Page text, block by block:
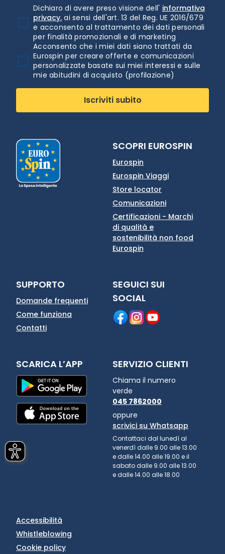
Dichiaro di avere preso visione dell' informativa
privacy. ai sensi dell'art. 13 del Reg. UE 2016/679
e acconsento al trattamento dei dati personali
per finalità promozionali e di marketing
Acconsento che i miei dati siano trattati da
Eurospin per creare offerte e comunicazioni
personalizzate basate sui miei interessi e sulle
mie abitudini di acquisto (profilazione)
Iscriviti subito
SCOPRI EUROSPIN
Eurospin
Eurospin Viaggi
Store locator
Comunicazioni
Certificazioni - Marchi
di qualità e
sostenibilità non food
Eurospin
SUPPORTO
Domande frequenti
Come funziona
Contatti
SEGUICI SUI
SOCIAL
SCARICA L’APP SERVIZIO CLIENTI
Chiama il numero
verde
045 7862000
oppure
scrivici su Whatsapp
Contattaci dal lunedì al
venerdì dalle 9.00 alle 13.00
e dalle 14.00 alle 19.00 e il
sabato dalle 9.00 alle 13.00
e dalle 14.00 alle 18.00
Accessibilità
Whistleblowing
Cookie policy